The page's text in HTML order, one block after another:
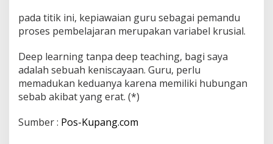
pada titik ini, kepiawaian guru sebagai pemandu
proses pembelajaran merupakan variabel krusial.
Deep learning tanpa deep teaching, bagi saya
adalah sebuah keniscayaan. Guru, perlu
memadukan keduanya karena memiliki hubungan
sebab akibat yang erat. (*)
Sumber : Pos-Kupang.com